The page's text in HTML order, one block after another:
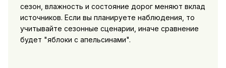
сезон, влажность и состояние дорог меняют вклад
источников. Если вы планируете наблюдения, то
учитывайте сезонные сценарии, иначе сравнение
будет "яблоки с апельсинами".